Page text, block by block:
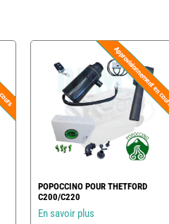
POPOCCINO POUR THETFORD
C200/C220
En savoir plus